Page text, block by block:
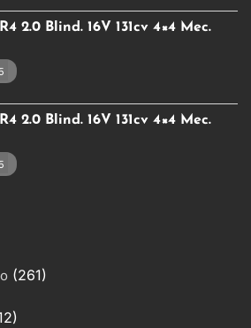
2.0 Blind. 16V 131cv 4×4 Mec.
2.0 Blind. 16V 131cv 4×4 Mec.
(261)